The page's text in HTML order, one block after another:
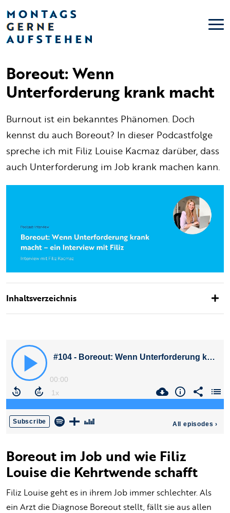
Boreout: Wenn
Unterforderung krank macht
Burnout ist ein bekanntes Phänomen. Doch
kennst du auch Boreout? In dieser Podcastfolge
spreche ich mit Filiz Louise Kacmaz darüber, dass
auch Unterforderung im Job krank machen kann.
Inhaltsverzeichnis
Boreout im Job und wie Filiz
Louise die Kehrtwende schafft
Filiz Louise geht es in ihrem Job immer schlechter. Als
ein Arzt die Diagnose Boreout stellt, fällt sie aus allen